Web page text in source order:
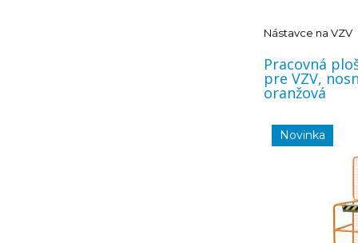
Nástavce na VZV
Pracovná
pre VZV,
oranžová
Novinka